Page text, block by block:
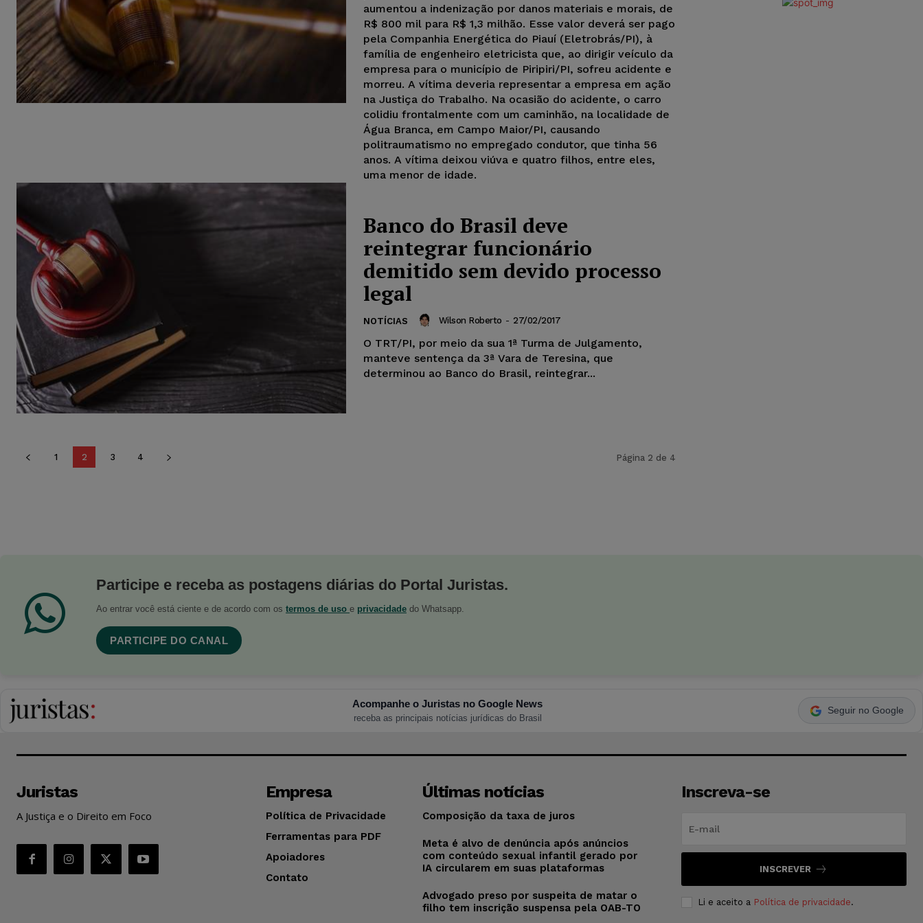
aumentou a indenização por danos materiais e morais, de
R$ 800 mil para R$ 1,3 milhão. Esse valor deverá ser pago
pela Companhia Energética do Piauí (Eletrobrás/PI), à
família de engenheiro eletricista que, ao dirigir veículo da
empresa para o município de Piripiri/PI, sofreu acidente e
morreu. A vítima deveria representar a empresa em ação
na Justiça do Trabalho. Na ocasião do acidente, o carro
colidiu frontalmente com um caminhão, na localidade de
Água Branca, em Campo Maior/PI, causando
politraumatismo no empregado condutor, que tinha 56
anos. A vítima deixou viúva e quatro filhos, entre eles,
uma menor de idade.
Banco do Brasil deve
reintegrar funcionário
demitido sem devido processo
legal
NOTÍCIAS Wilson Roberto - 27/02/2017
O TRT/PI, por meio da sua 1ª Turma de Julgamento,
manteve sentença da 3ª Vara de Teresina, que
determinou ao Banco do Brasil, reintegrar...
1 2 3 4 Página 2 de 4
Participe e receba as postagens diárias do Portal Juristas.
Ao entrar você está ciente e de acordo com os termos de uso e privacidade do Whatsapp.
PARTICIPE DO CANAL
Acompanhe o Juristas no Google News
receba as principais notícias jurídicas do Brasil
Seguir no Google
Juristas
A Justiça e o Direito em Foco
Empresa
Política de Privacidade
Ferramentas para PDF
Apoiadores
Contato
Últimas notícias
Composição da taxa de juros
Meta é alvo de denúncia após anúncios
com conteúdo sexual infantil gerado por
IA circularem em suas plataformas
Advogado preso por suspeita de matar o
filho tem inscrição suspensa pela OAB-TO
Inscreva-se
INSCREVER
Li e aceito a Política de privacidade.